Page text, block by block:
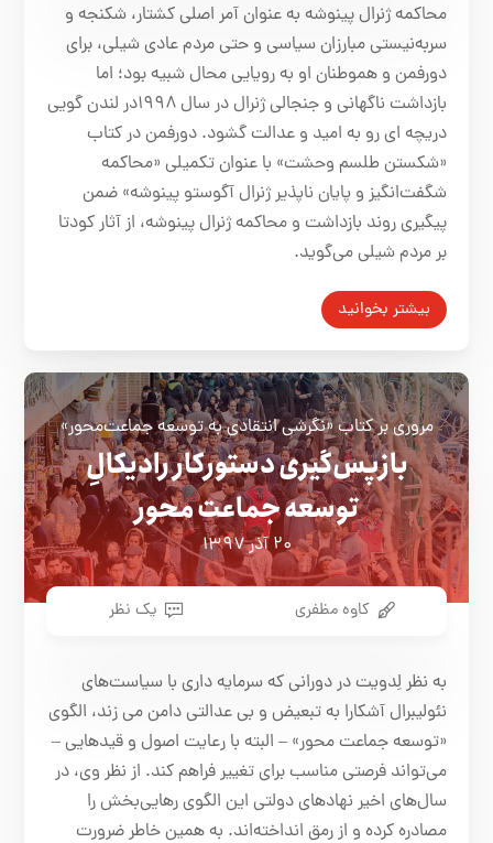
محاکمه ژنرال پینوشه به عنوان آمر اصلی کشتار، شکنجه و
سربه‌نیستی مبارزان سیاسی و حتی مردم عادی شیلی، برای
دورفمن و هموطنان او به رویایی محال شبیه بود؛ اما
بازداشت ناگهانی و جنجالی ژنرال در سال ۱۹۹۸در لندن گویی
دریچه ای رو به امید و عدالت گشود. دورفمن در کتاب
«شکستن طلسم وحشت» با عنوان تکمیلی «محاکمه
شگفت‌انگیز و پایان ناپذیر ژنرال آگوستو پینوشه» ضمن
پیگیری روند بازداشت و محاکمه ژنرال پینوشه، از آثار کودتا
بر مردم شیلی می‌گوید.
بیشتر بخوانید
مروری بر کتاب «نگرشی انتقادی به توسعه جماعت‌محور»
بازپس‌گیری دستورکار رادیکالِ
توسعه جماعت محور
۲۰ آذر ۱۳۹۷
کاوه مظفری یک نظر
به نظر لِدویت در دورانی که سرمایه داری با سیاست‌های
نئولیبرال آشکارا به تبعیض و بی عدالتی دامن می زند، الگوی
«توسعه جماعت محور» – البته با رعایت اصول و قیدهایی –
می‌تواند فرصتی مناسب برای تغییر فراهم کند. از نظر وی، در
سال‌های اخیر نهادهای دولتی این الگوی رهایی‌بخش را
مصادره کرده و از رمق انداخته‌اند. به همین خاطر ضرورت